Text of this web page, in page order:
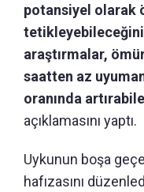
potansiyel olarak
araştırmalar,
saatten az
oranında
açıklamasını yaptı.
Uykunun boşa
hafızasını